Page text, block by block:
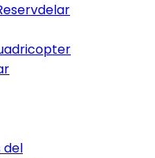
del